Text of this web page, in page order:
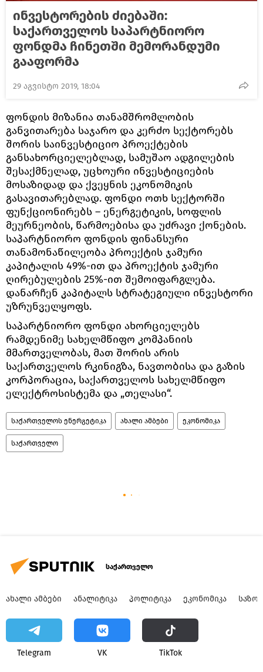
ინვესტორების ძიებაში:
საქართველოს საპარტნიორო
ფონდმა ჩინეთში მემორანდუმი
გააფორმა
29 აგვისტო 2019, 18:04
ფონდის მიზანია თანამშრომლობის
განვითარება საჯარო და კერძო სექტორებს
შორის საინვესტიციო პროექტების
განსახორციელებლად, სამუშაო ადგილების
შესაქმნელად, უცხოური ინვესტიციების
მოსაზიდად და ქვეყნის ეკონომიკის
გასავითარებლად. ფონდი ოთხ სექტორში
ფუნქციონირებს – ენერგეტიკის, სოფლის
მეურნეობის, წარმოებისა და უძრავი ქონების.
საპარტნიორო ფონდის ფინანსური
თანამონაწილეობა პროექტის ჯამური
კაპიტალის 49%-ით და პროექტის ჯამური
ღირებულების 25%-ით შემოიფარგლება.
დანარჩენ კაპიტალს სტრატეგიული ინვესტორი
უზრუნველყოფს.
საპარტნიორო ფონდი ახორციელებს
რამდენიმე სახელმწიფო კომპანიის
მმართველობას, მათ შორის არის
საქართველოს რკინიგზა, ნავთობისა და გაზის
კორპორაცია, საქართველოს სახელმწიფო
ელექტროსისტემა და „თელასი“.
საქართველოს ენერგეტიკა ახალი ამბები ეკონომიკა
საქართველო
საქართველო
ᲐᲮᲐᲚᲘ ᲐᲛᲑᲔᲑᲘ ᲐᲜᲐᲚᲘᲢᲘᲙᲐ ᲞᲝᲚᲘᲢᲘᲙᲐ ᲔᲙᲝᲜᲝᲛᲘᲙᲐ
Telegram VK ТikТоk